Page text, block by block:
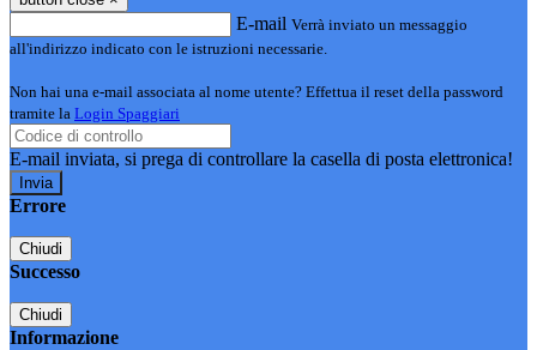
E-mail Verrà inviato un messaggio
all'indirizzo indicato con le istruzioni necessarie.
Non hai una e-mail associata al nome utente? Effettua il reset della password
tramite la Login Spaggiari
E-mail inviata, si prega di controllare la casella di posta elettronica!
Errore
Chiudi
Successo
Chiudi
Informazione